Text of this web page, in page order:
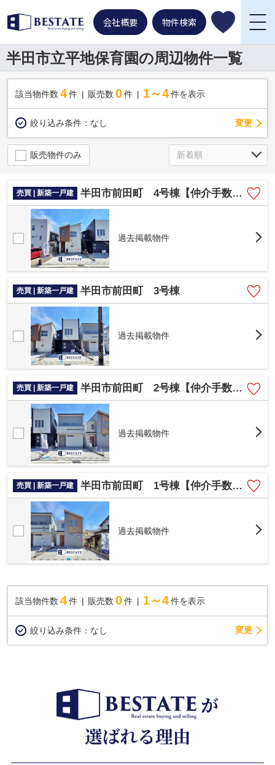
会社概要 物件検索
半田市立平地保育園の周辺物件一覧
該当物件数 4件 販売数 0 件 1～4 件を表示
絞り込み条件： なし 変更
販売物件のみ
売買 | 新築一戸建 半田市前田町 4号棟【仲介手数料0円】
過去掲載物件
売買 | 新築一戸建 半田市前田町 3号棟
過去掲載物件
売買 | 新築一戸建 半田市前田町 2号棟【仲介手数料0円】
過去掲載物件
売買 | 新築一戸建 半田市前田町 1号棟【仲介手数料0円】
過去掲載物件
該当物件数 4件 販売数 0 件 1～4 件を表示
絞り込み条件： なし 変更